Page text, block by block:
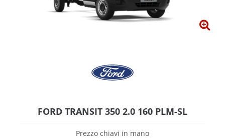
FORD TRANSIT 350 2.0 160 PLM-SL
Prezzo chiavi in mano